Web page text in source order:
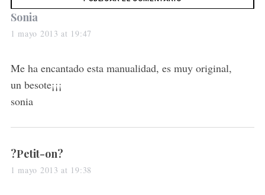
s
a
s
:
Sonia
1 mayo 2013 at 19:47
Me ha encantado esta manualidad, es muy original,
un besote¡¡¡
sonia
s
a
?Petit-on?
1 mayo 2013 at 19:38
h
o